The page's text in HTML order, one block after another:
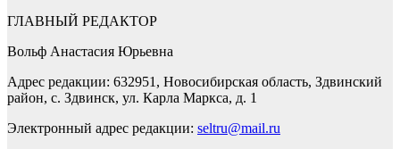
ГЛАВНЫЙ РЕДАКТОР
Вольф Анастасия Юрьевна
Адрес редакции: 632951, Новосибирская область, Здвинский
район, с. Здвинск, ул. Карла Маркса, д. 1
Электронный адрес редакции: seltru@mail.ru